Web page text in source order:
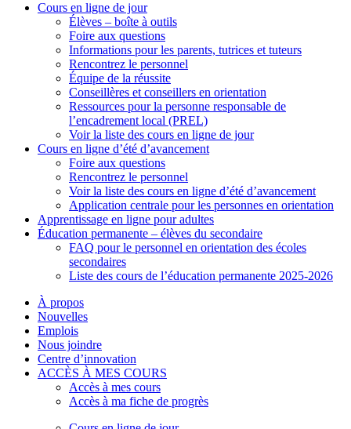
Cours en ligne de jour
Élèves – boîte à outils
Foire aux questions
Informations pour les parents, tutrices et tuteurs
Rencontrez le personnel
Équipe de la réussite
Conseillères et conseillers en orientation
Ressources pour la personne responsable de
l’encadrement local (PREL)
Voir la liste des cours en ligne de jour
Cours en ligne d’été d’avancement
Foire aux questions
Rencontrez le personnel
Voir la liste des cours en ligne d’été d’avancement
Application centrale pour les personnes en orientation
Apprentissage en ligne pour adultes
Éducation permanente – élèves du secondaire
FAQ pour le personnel en orientation des écoles
secondaires
Liste des cours de l’éducation permanente 2025-2026
À propos
Nouvelles
Emplois
Nous joindre
Centre d’innovation
ACCÈS À MES COURS
Accès à mes cours
Accès à ma fiche de progrès